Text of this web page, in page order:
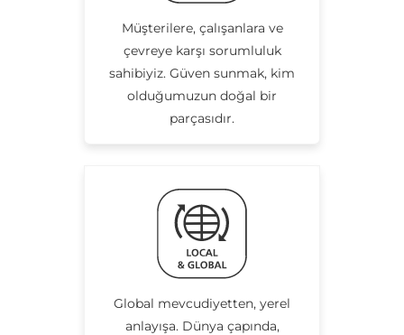
Müşterilere, çalışanlara ve
çevreye karşı sorumluluk
sahibiyiz. Güven sunmak, kim
olduğumuzun doğal bir
parçasıdır.
Global mevcudiyetten, yerel
anlayışa. Dünya çapında,